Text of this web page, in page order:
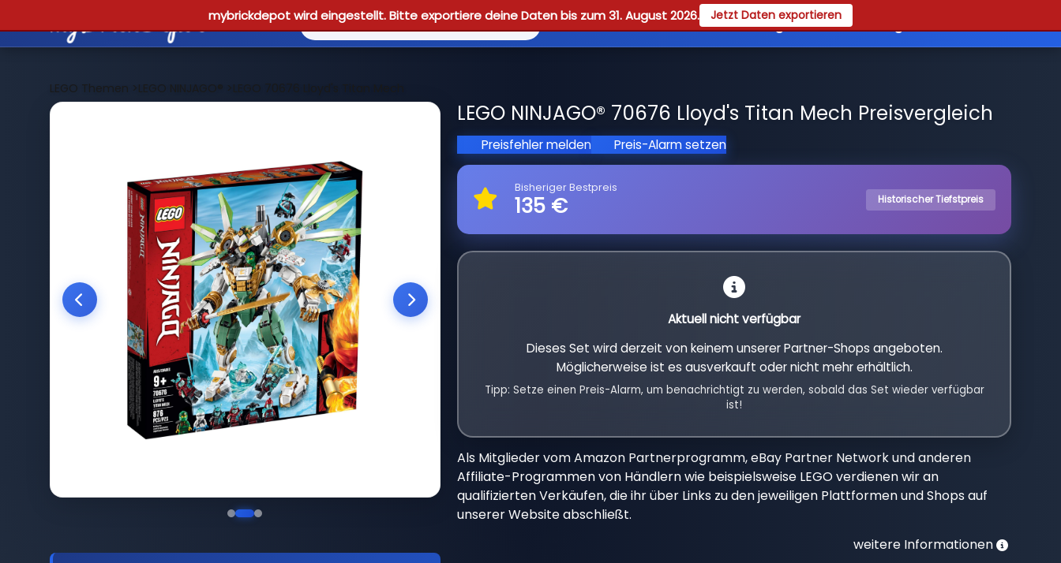
mybrickdepot wird eingestellt. Bitte exportiere deine Daten bis zum 31. August 2026. Jetzt Daten exportieren
Reviews Guides Registrieren
LEGO Themen >LEGO NINJAGO® >LEGO 70676 Lloyd's Titan Mech
LEGO NINJAGO® 70676 Lloyd's Titan Mech Preisvergleich
Preisfehler melden Preis-Alarm setzen
Bisheriger Bestpreis
135 € Historischer Tiefstpreis
Aktuell nicht verfügbar
Dieses Set wird derzeit von keinem unserer Partner-Shops angeboten.
Möglicherweise ist es ausverkauft oder nicht mehr erhältlich.
Tipp: Setze einen Preis-Alarm, um benachrichtigt zu werden, sobald das Set wieder verfügbar
ist!
Als Mitglieder vom Amazon Partnerprogramm, eBay Partner Network und anderen
Affiliate-Programmen von Händlern wie beispielsweise LEGO verdienen wir an
qualifizierten Verkäufen, die ihr über Links zu den jeweiligen Plattformen und Shops auf
unserer Website abschließt.
weitere Informationen